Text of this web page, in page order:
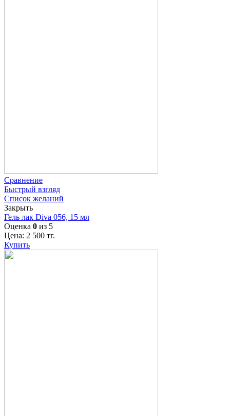
Сравнение
Быстрый взгляд
Список желаний
Закрыть
Гель лак Diva 056, 15 мл
Оценка 0 из 5
Цена: 2 500 тг.
Купить